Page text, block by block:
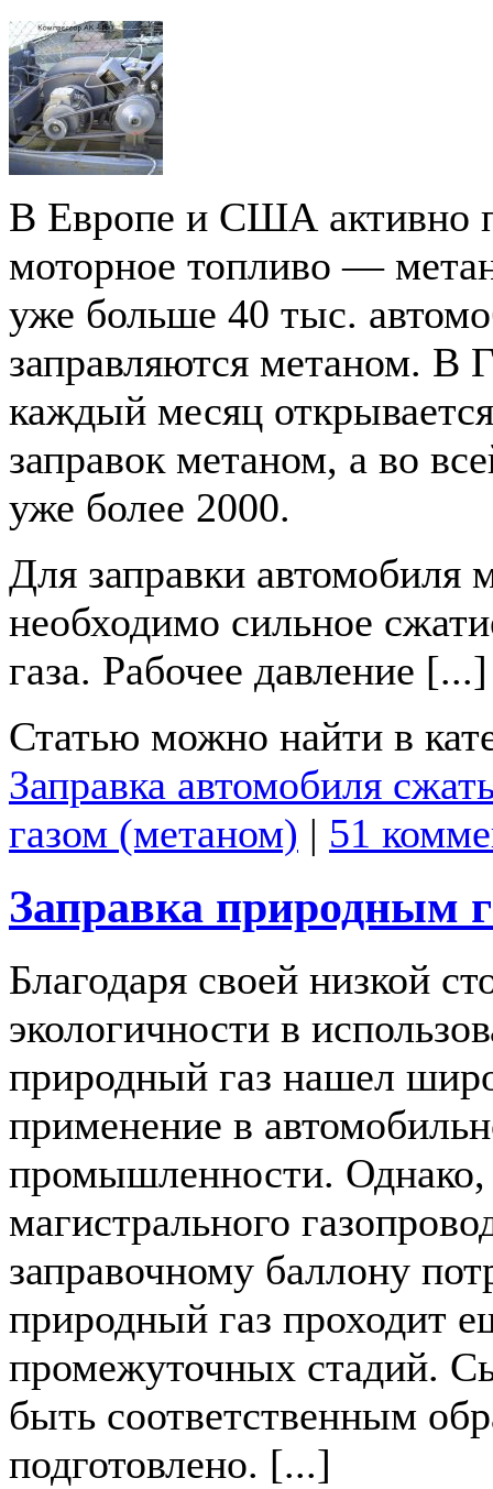
В Европе и США активно
моторное топливо —
уже больше 40 тыс.
заправляются метаном. В
каждый месяц
заправок метаном, а во
уже более 2000.
Для заправки автомобиля
необходимо сильное
газа. Рабочее давление [...]
Статью можно найти в
Заправка автомобиля
газом (метаном) | 51
Заправка природным
Благодаря своей низкой
экологичности в
природный газ нашел
применение в
промышленности. Однако,
магистрального
заправочному баллону
природный газ проходит
промежуточных стадий.
быть соответственным
подготовлено. [...]